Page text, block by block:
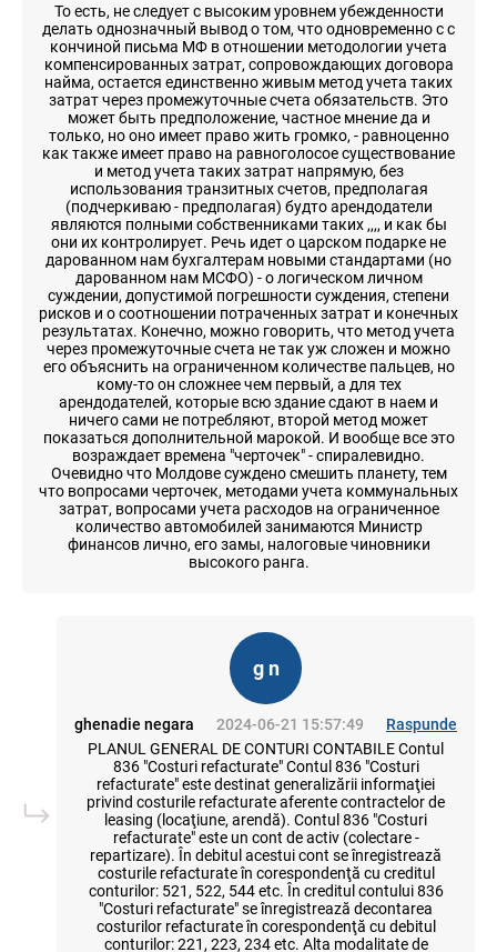
То есть, не следует с высоким уровнем убежденности
делать однозначный вывод о том, что одновременно с с
кончиной письма МФ в отношении методологии учета
компенсированных затрат, сопровождающих договора
найма, остается единственно живым метод учета таких
затрат через промежуточные счета обязательств. Это
может быть предположение, частное мнение да и
только, но оно имеет право жить громко, - равноценно
как также имеет право на равноголосое существование
и метод учета таких затрат напрямую, без
использования транзитных счетов, предполагая
(подчеркиваю - предполагая) будто арендодатели
являются полными собственниками таких ,,,, и как бы
они их контролирует. Речь идет о царском подарке не
дарованном нам бухгалтерам новыми стандартами (но
дарованном нам МСФО) - о логическом личном
суждении, допустимой погрешности суждения, степени
рисков и о соотношении потраченных затрат и конечных
результатах. Конечно, можно говорить, что метод учета
через промежуточные счета не так уж сложен и можно
его объяснить на ограниченном количестве пальцев, но
кому-то он сложнее чем первый, а для тех
арендодателей, которые всю здание сдают в наем и
ничего сами не потребляют, второй метод может
показаться дополнительной марокой. И вообще все это
возраждает времена "черточек" - спиралевидно.
Очевидно что Молдове суждено смешить планету, тем
что вопросами черточек, методами учета коммунальных
затрат, вопросами учета расходов на ограниченное
количество автомобилей занимаются Министр
финансов лично, его замы, налоговые чиновники
высокого ранга.
g n
ghenadie negara 2024-06-21 15:57:49
Raspunde
PLANUL GENERAL DE CONTURI CONTABILE Contul
836 "Costuri refacturate" Contul 836 "Costuri
refacturate" este destinat generalizării informaţiei
privind costurile refacturate aferente contractelor de
leasing (locaţiune, arendă). Contul 836 "Costuri
refacturate" este un cont de activ (colectare -
repartizare). În debitul acestui cont se înregistrează
costurile refacturate în corespondenţă cu creditul
conturilor: 521, 522, 544 etc. În creditul contului 836
"Costuri refacturate" se înregistrează decontarea
costurilor refacturate în corespondenţă cu debitul
conturilor: 221, 223, 234 etc. Alta modalitate de